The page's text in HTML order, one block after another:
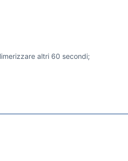
altri 60 secondi;